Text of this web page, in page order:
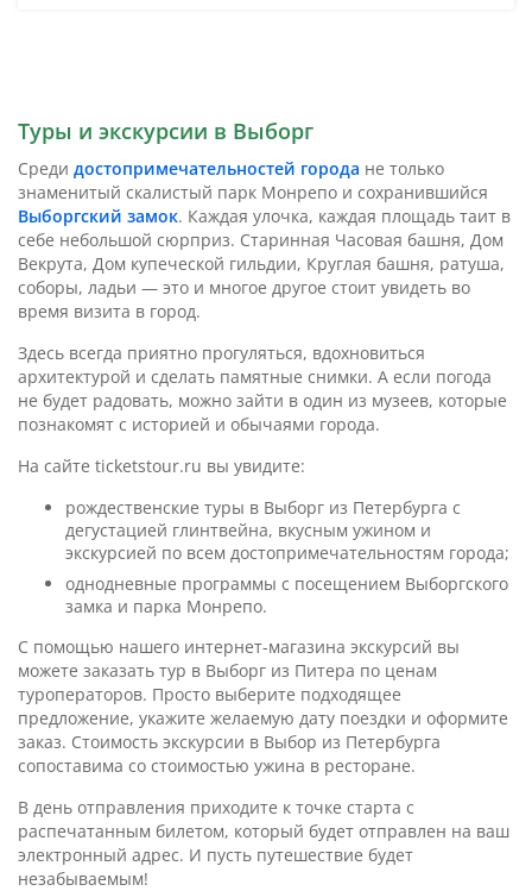
Туры и экскурсии в Выборг
Среди достопримечательностей города не только
знаменитый скалистый парк Монрепо и сохранившийся
Выборгский замок. Каждая улочка, каждая площадь таит в
себе небольшой сюрприз. Старинная Часовая башня, Дом
Векрута, Дом купеческой гильдии, Круглая башня, ратуша,
соборы, ладьи — это и многое другое стоит увидеть во
время визита в город.
Здесь всегда приятно прогуляться, вдохновиться
архитектурой и сделать памятные снимки. А если погода
не будет радовать, можно зайти в один из музеев, которые
познакомят с историей и обычаями города.
На сайте ticketstour.ru вы увидите:
рождественские туры в Выборг из Петербурга с
дегустацией глинтвейна, вкусным ужином и
экскурсией по всем достопримечательностям города;
однодневные программы с посещением Выборгского
замка и парка Монрепо.
С помощью нашего интернет-магазина экскурсий вы
можете заказать тур в Выборг из Питера по ценам
туроператоров. Просто выберите подходящее
предложение, укажите желаемую дату поездки и оформите
заказ. Стоимость экскурсии в Выбор из Петербурга
сопоставима со стоимостью ужина в ресторане.
В день отправления приходите к точке старта с
распечатанным билетом, который будет отправлен на ваш
электронный адрес. И пусть путешествие будет
незабываемым!